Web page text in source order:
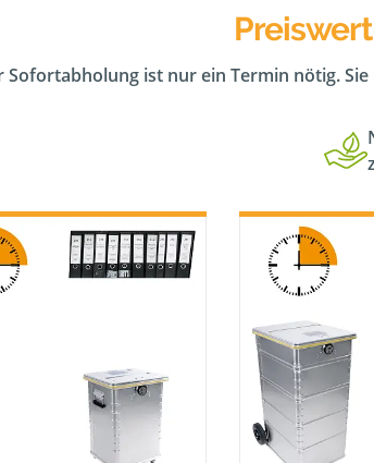
Sofortabholung ist nur ein Termin nötig.